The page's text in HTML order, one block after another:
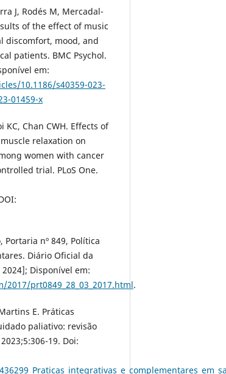
J, Rodés M, Mercadal-
of the effect of music
discomfort, mood, and
patients. BMC Psychol.
em:
10.1186/s40359-023-
01459-x
KC, Chan CWH. Effects of
relaxation on
women with cancer
trial. PLoS One.
nº 849, Política
Diário Oficial da
Disponível em:
prt0849_28_03_2017.html.
E. Práticas
paliativo: revisão
19. Doi: